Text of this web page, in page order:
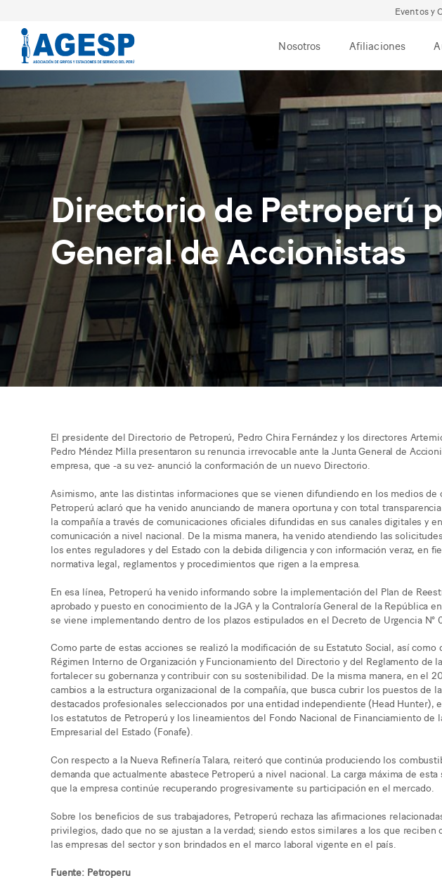
Eventos y
Nosotros Afiliaciones
Directorio de Petroperú
General de Accionistas
El presidente del Directorio de Petroperú, Pedro Chira Fernández y los directores
Pedro Méndez Milla presentaron su renuncia irrevocable ante la Junta General de
empresa, que -a su vez- anunció la conformación de un nuevo Directorio.
Asimismo, ante las distintas informaciones que se vienen difundiendo en los medios de
Petroperú aclaró que ha venido anunciando de manera oportuna y con total
la compañía a través de comunicaciones oficiales difundidas en sus canales digitales y
comunicación a nivel nacional. De la misma manera, ha venido atendiendo las
los entes reguladores y del Estado con la debida diligencia y con información veraz, en
normativa legal, reglamentos y procedimientos que rigen a la empresa.
En esa línea, Petroperú ha venido informando sobre la implementación del Plan de
aprobado y puesto en conocimiento de la JGA y la Contraloría General de la República
se viene implementando dentro de los plazos estipulados en el Decreto de Urgencia N°
Como parte de estas acciones se realizó la modificación de su Estatuto Social, así como
Régimen Interno de Organización y Funcionamiento del Directorio y del Reglamento de
fortalecer su gobernanza y contribuir con su sostenibilidad. De la misma manera, en el
cambios a la estructura organizacional de la compañía, que busca cubrir los puestos de
destacados profesionales seleccionados por una entidad independiente (Head Hunter),
los estatutos de Petroperú y los lineamientos del Fondo Nacional de Financiamiento de
Empresarial del Estado (Fonafe).
Con respecto a la Nueva Refinería Talara, reiteró que continúa produciendo los
demanda que actualmente abastece Petroperú a nivel nacional. La carga máxima de
que la empresa continúe recuperando progresivamente su participación en el mercado.
Sobre los beneficios de sus trabajadores, Petroperú rechaza las afirmaciones
privilegios, dado que no se ajustan a la verdad; siendo estos similares a los que reciben
las empresas del sector y son brindados en el marco laboral vigente en el país.
Fuente: Petroperu